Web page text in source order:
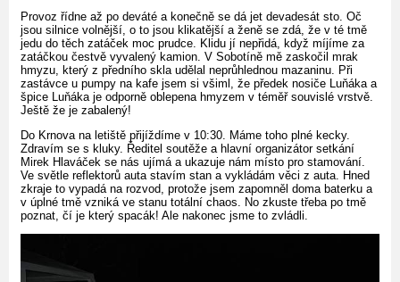
Provoz řídne až po deváté a konečně se dá jet devadesát sto. Oč
jsou silnice volnější, o to jsou klikatější a ženě se zdá, že v té tmě
jedu do těch zatáček moc prudce. Klidu jí nepřidá, když míjíme za
zatáčkou čestvě vyvalený kamion. V Sobotíně mě zaskočil mrak
hmyzu, který z předního skla udělal neprůhlednou mazaninu. Při
zastávce u pumpy na kafe jsem si všiml, že předek nosiče Luňáka a
špice Luňáka je odporně oblepena hmyzem v téměř souvislé vrstvě.
Ještě že je zabalený!
Do Krnova na letiště přijíždíme v 10:30. Máme toho plné kecky.
Zdravím se s kluky. Ředitel soutěže a hlavní organizátor setkání
Mirek Hlaváček se nás ujímá a ukazuje nám místo pro stamování.
Ve světle reflektorů auta stavím stan a vykládám věci z auta. Hned
zkraje to vypadá na rozvod, protože jsem zapomněl doma baterku a
v úplné tmě vzniká ve stanu totální chaos. No zkuste třeba po tmě
poznat, čí je který spacák! Ale nakonec jsme to zvládli.